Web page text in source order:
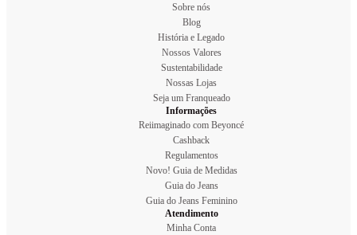
Sobre nós
Blog
História e Legado
Nossos Valores
Sustentabilidade
Nossas Lojas
Seja um Franqueado
Informações
Reiimaginado com Beyoncé
Cashback
Regulamentos
Novo! Guia de Medidas
Guia do Jeans
Guia do Jeans Feminino
Atendimento
Minha Conta